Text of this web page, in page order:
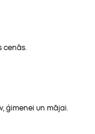
cenās.
ģimenei un mājai.